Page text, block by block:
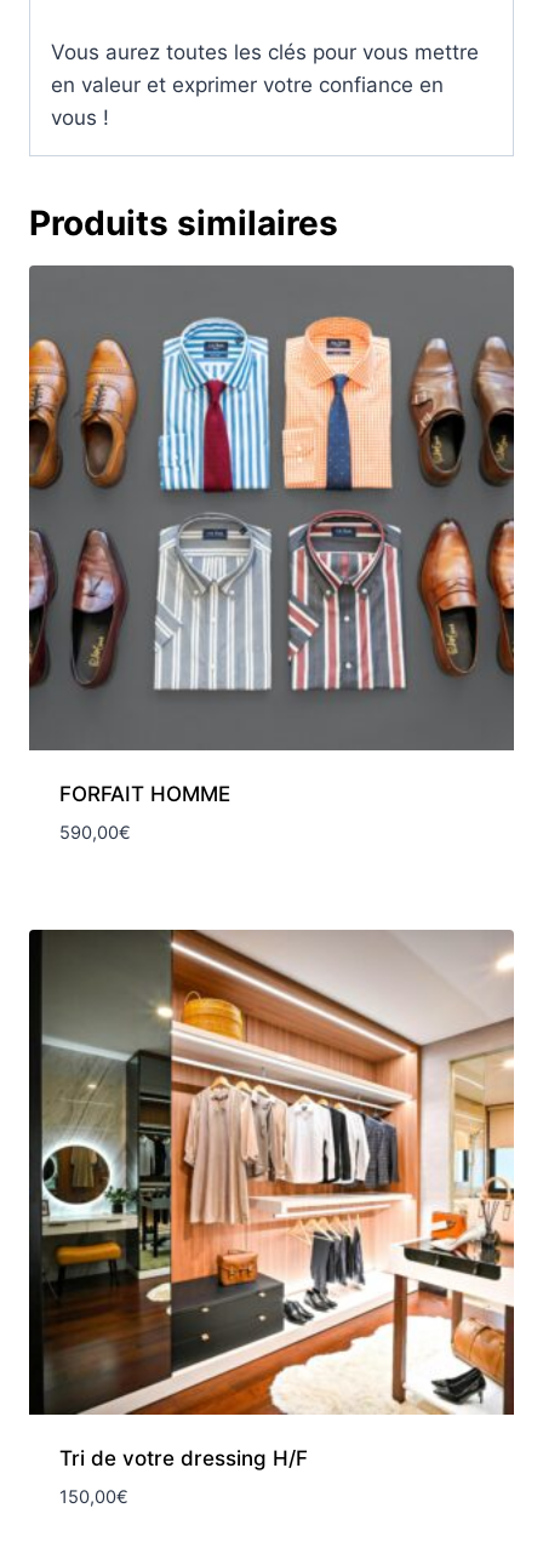
Vous aurez toutes les clés pour vous mettre
en valeur et exprimer votre confiance en
vous !
Produits similaires
FORFAIT HOMME​
590,00€
Tri de votre dressing H/F
150,00€